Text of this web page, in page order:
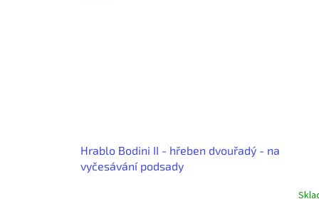
Hrablo Bodini II - hřeben dvouřadý - na
vyčesávání podsady